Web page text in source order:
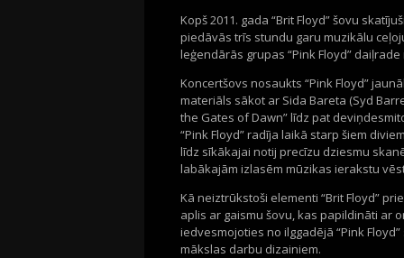
Kopš 2011. gada “Brit Floyd” šovu
piedāvās trīs stundu garu muzikālu
leģendārās grupas “Pink Floyd”
Koncertšovs nosaukts “Pink Floyd”
materiāls sākot ar Sida Bareta (Syd
the Gates of Dawn” līdz pat
“Pink Floyd” radīja laikā starp šiem
līdz sīkākajai notij precīzu dziesmu
labākajām izlasēm mūzikas ierakstu
Kā neiztrūkstoši elementi “Brit Floyd”
aplis ar gaismu šovu, kas papildināti ar
iedvesmojoties no ilggadējā “Pink
mākslas darbu dizainiem.